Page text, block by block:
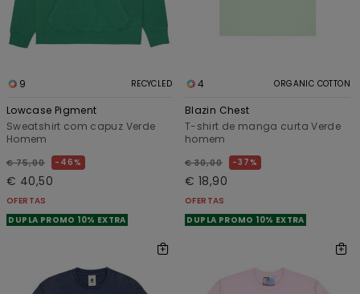
9 RECYCLED
Lowcase Pigment
Sweatshirt com capuz Verde
Homem
€ 75,00 46%
€ 40,50
OFERTAS
DUPLA PROMO 10% EXTRA
4 ORGANIC COTTON
Blazin Chest
T-shirt de manga curta Verde
homem
€ 30,00 37%
€ 18,90
OFERTAS
DUPLA PROMO 10% EXTRA